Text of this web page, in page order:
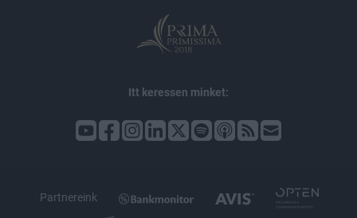
Itt keressen minket:
Partnereink